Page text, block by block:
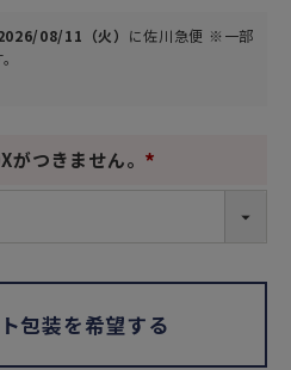
08/11（火） に佐川急便 ※一部
がつきません。
包装を希望する